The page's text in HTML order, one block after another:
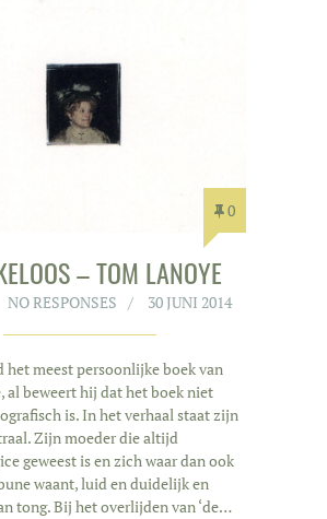
0
– TOM LANOYE
NO RESPONSES 30 JUNI 2014
het meest persoonlijke boek van
al beweert hij dat het boek niet
is. In het verhaal staat zijn
Zijn moeder die altijd
geweest is en zich waar dan ook
waant, luid en duidelijk en
tong. Bij het overlijden van ‘de…